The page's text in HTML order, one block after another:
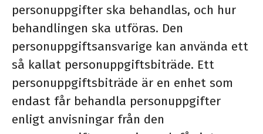
personuppgifter ska behandlas, och hur
behandlingen ska utföras. Den
personuppgiftsansvarige kan använda ett
så kallat personuppgiftsbiträde. Ett
personuppgiftsbiträde är en enhet som
endast får behandla personuppgifter
enligt anvisningar från den